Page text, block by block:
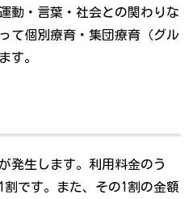
動・言葉・社会との関わりな
て個別療育・集団療育（グル
す。
発生します。利用料金のう
です。また、その1割の金額